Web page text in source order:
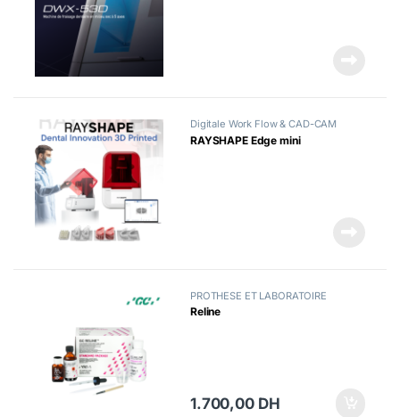
Digitale Work Flow & CAD-CAM
RAYSHAPE Edge mini
PROTHESE ET LABORATOIRE
Reline
1.700,00 DH